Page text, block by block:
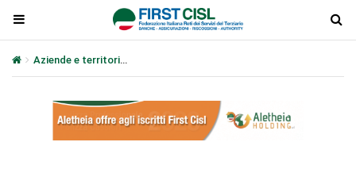
Aziende e territori